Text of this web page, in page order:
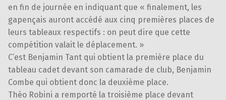
en fin de journée en indiquant que « finalement, les
gapençais auront accédé aux cinq premières places de
leurs tableaux respectifs : on peut dire que cette
compétition valait le déplacement. »
C’est Benjamin Tant qui obtient la première place du
tableau cadet devant son camarade de club, Benjamin
Combe qui obtient donc la deuxième place.
Théo Robini a remporté la troisième place devant